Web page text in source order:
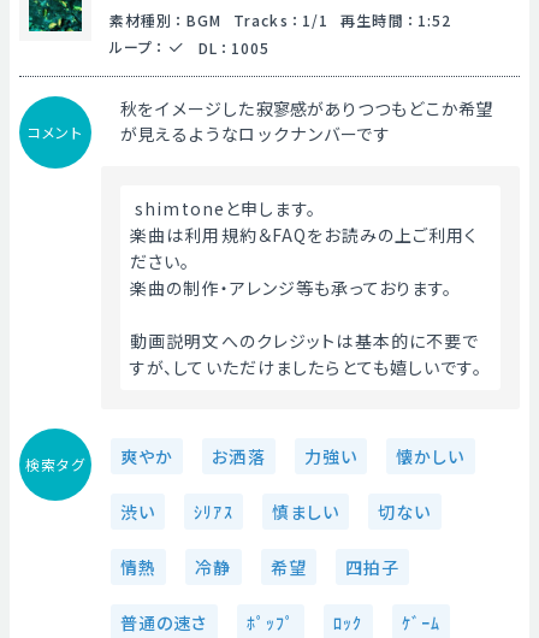
素材種別 ： BGM Tracks ： 1/1 再生時間 ： 1:52
ループ ： DL ： 1005
コメント
秋をイメージした寂寥感がありつつもどこか希望
が見えるようなロックナンバーです
shimtoneと申します。
楽曲は利用規約＆FAQをお読みの上ご利用く
ださい。
楽曲の制作・アレンジ等も承っております。
動画説明文へのクレジットは基本的に不要で
すが、していただけましたらとても嬉しいです。
検索タグ 爽やか お洒落 力強い 懐かしい
渋い ｼﾘｱｽ 慎ましい 切ない
情熱 冷静 希望 四拍子
普通の速さ ﾎﾟｯﾌﾟ ﾛｯｸ ｹﾞｰﾑ